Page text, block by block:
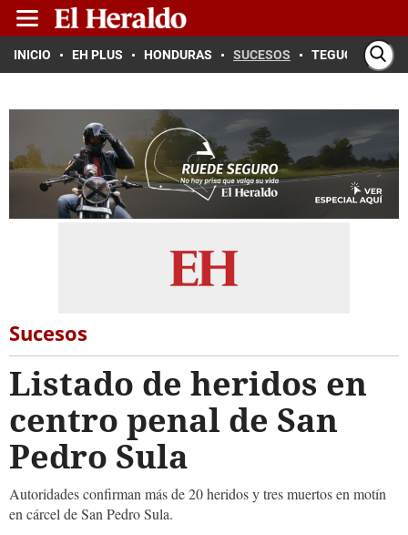
INICIO EH PLUS HONDURAS SUCESOS TEGUCIGALPA
Sucesos
Listado de heridos en
centro penal de San
Pedro Sula
Autoridades confirman más de 20 heridos y tres muertos en motín
en cárcel de San Pedro Sula.